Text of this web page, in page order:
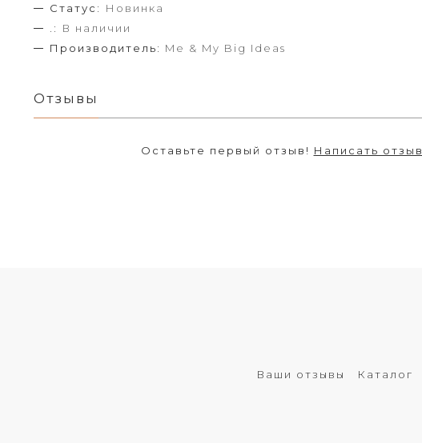
Статус:
Новинка
.:
В наличии
Производитель: Me & My Big Ideas
Отзывы
Оставьте первый отзыв! Написать отзыв
Ваши отзывы Каталог